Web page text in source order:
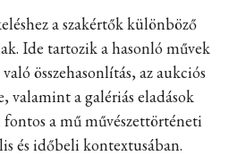
a szakértők különböző
Ide tartozik a hasonló művek
összehasonlítás, az aukciós
valamint a galériás eladások
a mű művészettörténeti
és időbeli kontextusában.